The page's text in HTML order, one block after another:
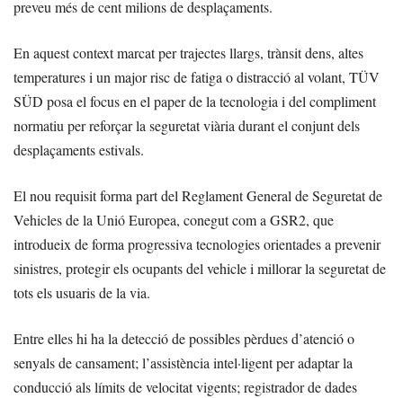
preveu més de cent milions de desplaçaments.
En aquest context marcat per trajectes llargs, trànsit dens, altes
temperatures i un major risc de fatiga o distracció al volant, TÜV
SÜD posa el focus en el paper de la tecnologia i del compliment
normatiu per reforçar la seguretat viària durant el conjunt dels
desplaçaments estivals.
El nou requisit forma part del Reglament General de Seguretat de
Vehicles de la Unió Europea, conegut com a GSR2, que
introdueix de forma progressiva tecnologies orientades a prevenir
sinistres, protegir els ocupants del vehicle i millorar la seguretat de
tots els usuaris de la via.
Entre elles hi ha la detecció de possibles pèrdues d’atenció o
senyals de cansament; l’assistència intel·ligent per adaptar la
conducció als límits de velocitat vigents; registrador de dades